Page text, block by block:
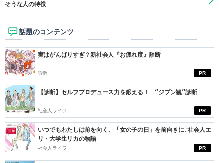
そうな人の特徴
話題のコンテンツ
PR
実はがんばりすぎ？新社会人『お疲れ度』診断
診断
PR
【診断】セルフプロデュース力を鍛える！ “ジブン観”診断
社会人ライフ
PR
いつでもわたしは前を向く。「女の子の日」を前向きに♪社会人エ
リ・大学生リカの物語
社会人ライフ